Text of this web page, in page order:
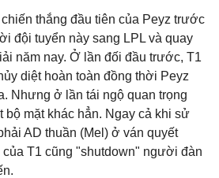
thắng đầu tiên của Peyz trước
đội tuyển này sang LPL và quay
năm nay. Ở lần đối đầu trước, T1
diệt hoàn toàn đồng thời Peyz
Nhưng ở lần tái ngộ quan trọng
bộ mặt khác hẳn. Ngay cả khi sử
AD thuần (Mel) ở ván quyết
của T1 cũng "shutdown" người đàn